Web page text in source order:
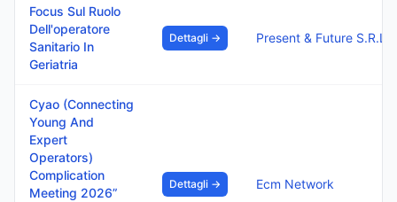
Focus Sul Ruolo
Dell'operatore
Sanitario In
Geriatria
Dettagli → Present & Future
Cyao (Connecting
Young And
Expert
Operators)
Complication
Meeting 2026”
Dettagli → Ecm Network